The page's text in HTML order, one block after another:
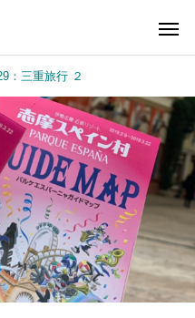
ジュニアス
NEWS
258：最高の居酒屋さ
タンドツマミグイ
：三重旅行 ２